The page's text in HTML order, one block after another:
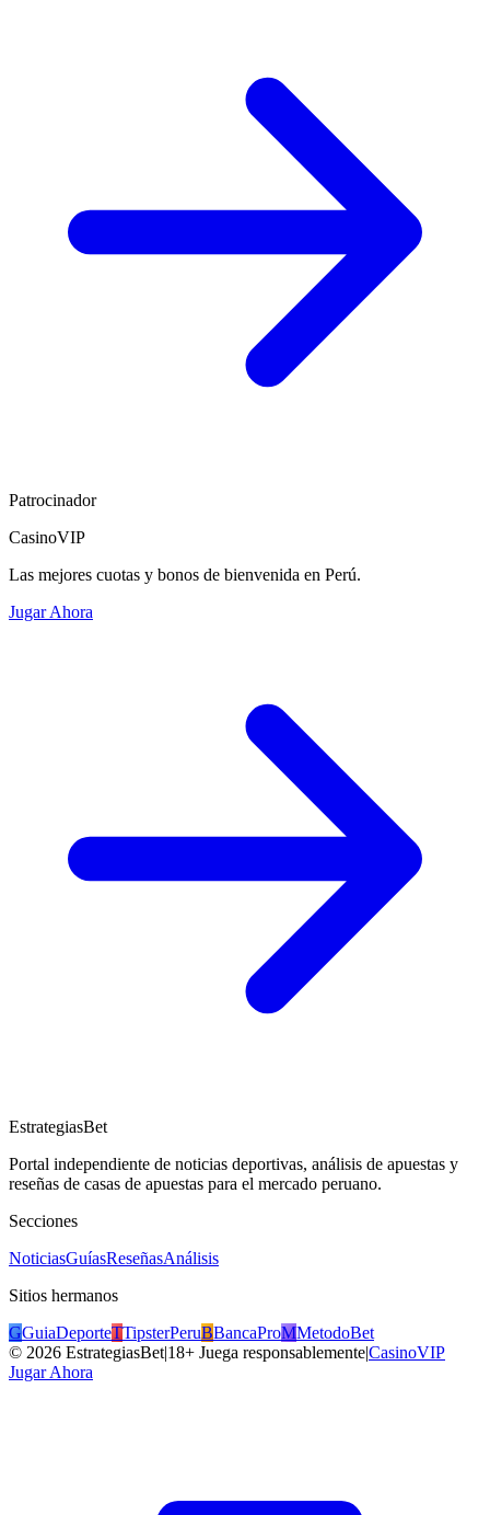
Patrocinador
CasinoVIP
Las mejores cuotas y bonos de bienvenida en Perú.
Jugar Ahora
EstrategiasBet
Portal independiente de noticias deportivas, análisis de apuestas y
reseñas de casas de apuestas para el mercado peruano.
Secciones
NoticiasGuíasReseñasAnálisis
Sitios hermanos
GGuiaDeporteTTipsterPeruBBancaProMMetodoBet
© 2026 EstrategiasBet|18+ Juega responsablemente|CasinoVIP
Jugar Ahora